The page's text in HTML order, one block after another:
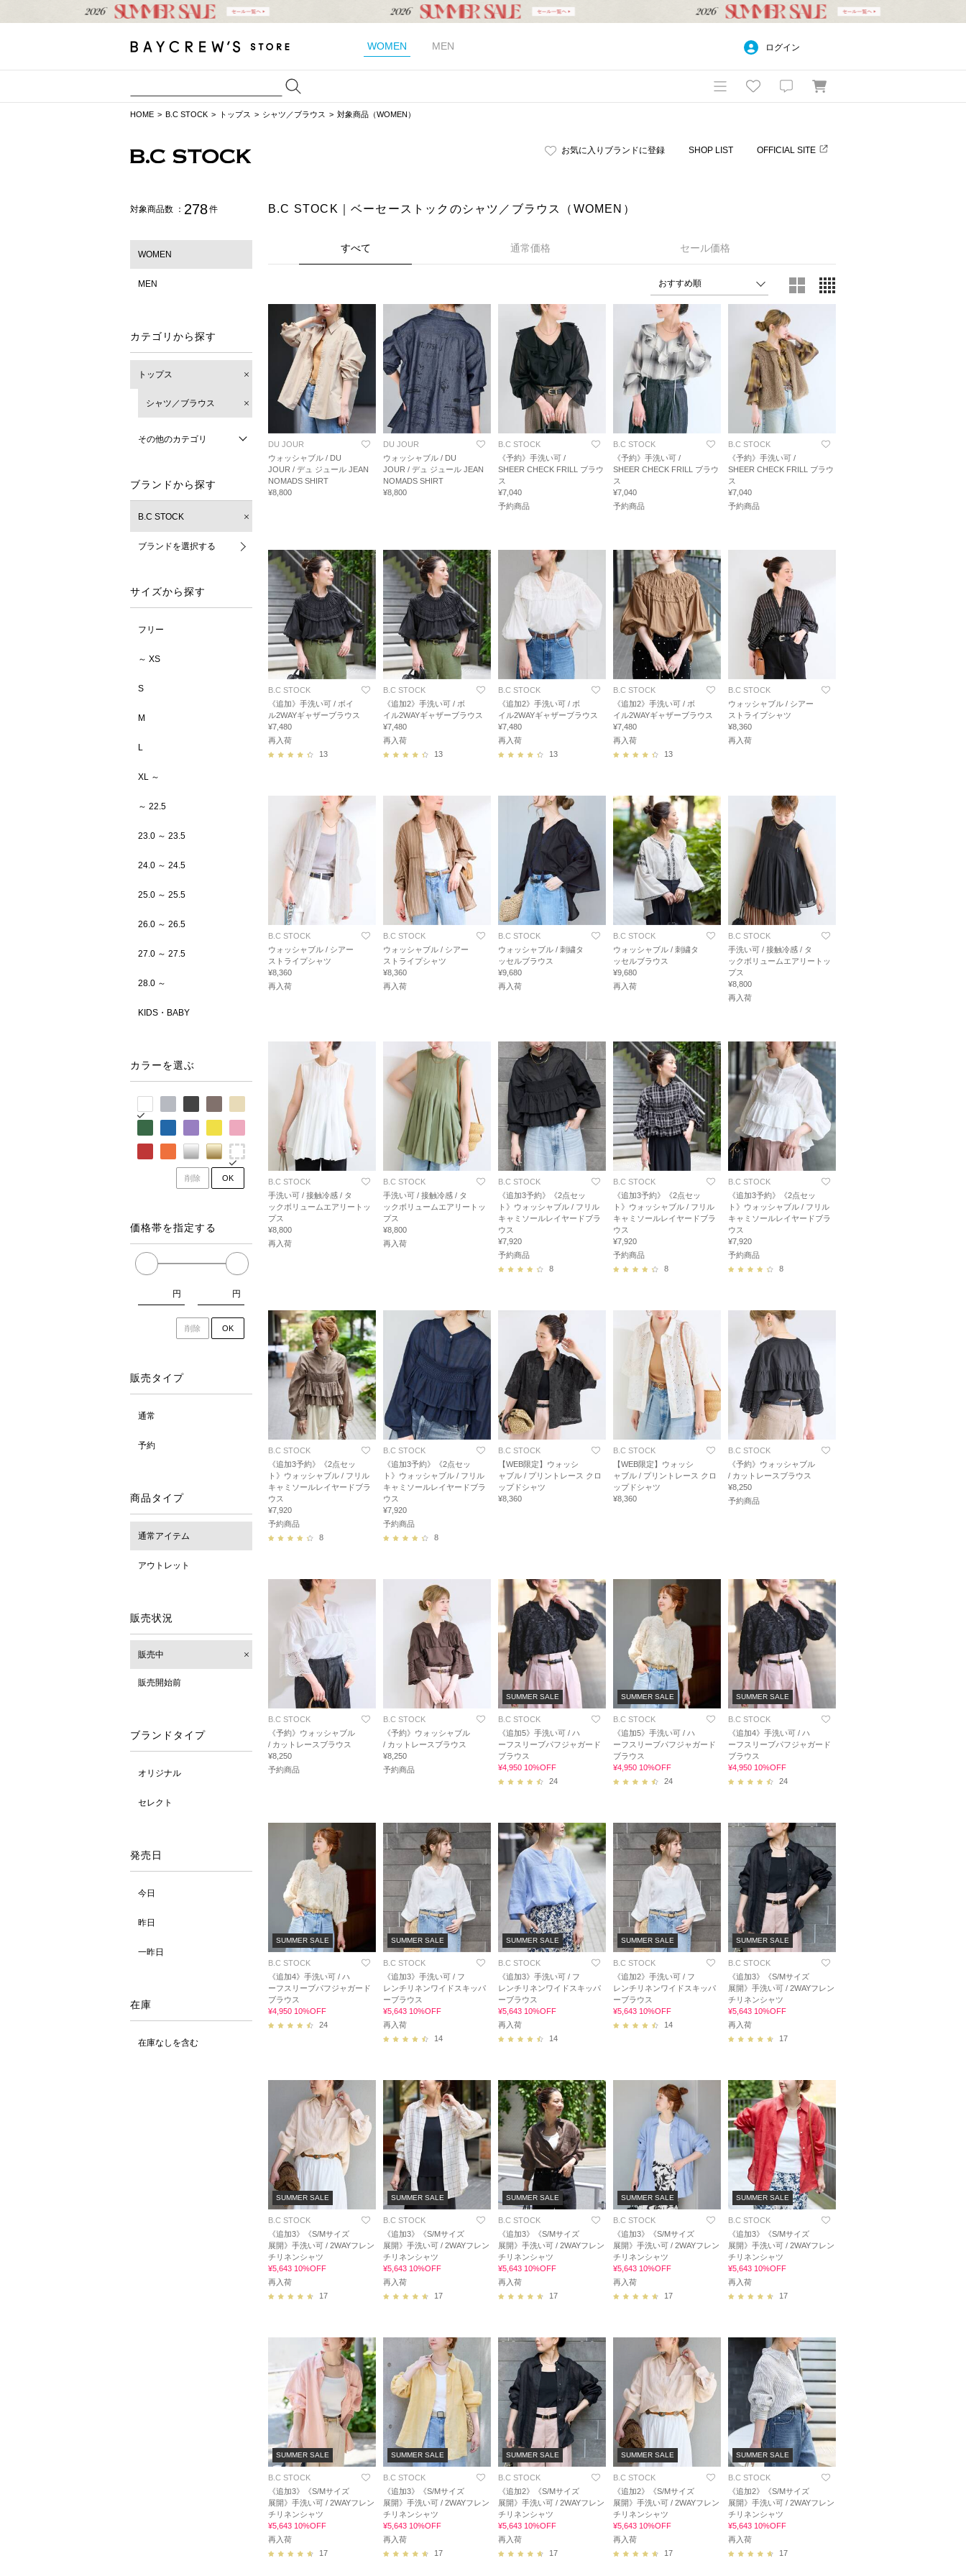
WOMEN MEN ログイン
HOME B.C STOCK トップス シャツ／ブラウス 対象商品（WOMEN）
お気に入りブランドに登録 SHOP LIST OFFICIAL SITE
対象商品数 ： 278件
WOMEN
MEN
カテゴリから探す
トップス
シャツ／ブラウス
その他のカテゴリ
ブランドから探す
B.C STOCK
ブランドを選択する
サイズから探す
フリー
～ XS
S
M
L
XL ～
～ 22.5
23.0 ～ 23.5
24.0 ～ 24.5
25.0 ～ 25.5
26.0 ～ 26.5
27.0 ～ 27.5
28.0 ～
KIDS・BABY
カラーを選ぶ
削除 OK
価格帯を指定する
円 円
削除 OK
販売タイプ
通常
予約
商品タイプ
通常アイテム
アウトレット
販売状況
販売中
販売開始前
ブランドタイプ
オリジナル
セレクト
発売日
今日
昨日
一昨日
在庫
在庫なしを含む
B.C STOCK｜ベーセーストックのシャツ／ブラウス（WOMEN）
すべて 通常価格 セール価格
DU JOUR
ウォッシャブル / DU
JOUR / デュ ジュール JEAN
NOMADS SHIRT
¥8,800
DU JOUR
ウォッシャブル / DU
JOUR / デュ ジュール JEAN
NOMADS SHIRT
¥8,800
B.C STOCK
《予約》手洗い可 /
SHEER CHECK FRILL ブラウ
ス
¥7,040
予約商品
B.C STOCK
《予約》手洗い可 /
SHEER CHECK FRILL ブラウ
ス
¥7,040
予約商品
B.C STOCK
《予約》手洗い可 /
SHEER CHECK FRILL ブラウ
ス
¥7,040
予約商品
B.C STOCK
《追加》手洗い可 / ボイ
ル2WAYギャザーブラウス
¥7,480
再入荷
13
B.C STOCK
《追加2》手洗い可 / ボ
イル2WAYギャザーブラウス
¥7,480
再入荷
13
B.C STOCK
《追加2》手洗い可 / ボ
イル2WAYギャザーブラウス
¥7,480
再入荷
13
B.C STOCK
《追加2》手洗い可 / ボ
イル2WAYギャザーブラウス
¥7,480
再入荷
13
B.C STOCK
ウォッシャブル / シアー
ストライプシャツ
¥8,360
再入荷
B.C STOCK
ウォッシャブル / シアー
ストライプシャツ
¥8,360
再入荷
B.C STOCK
ウォッシャブル / シアー
ストライプシャツ
¥8,360
再入荷
B.C STOCK
ウォッシャブル / 刺繍タ
ッセルブラウス
¥9,680
再入荷
B.C STOCK
ウォッシャブル / 刺繍タ
ッセルブラウス
¥9,680
再入荷
B.C STOCK
手洗い可 / 接触冷感 / タ
ックボリュームエアリートッ
プス
¥8,800
再入荷
B.C STOCK
手洗い可 / 接触冷感 / タ
ックボリュームエアリートッ
プス
¥8,800
再入荷
B.C STOCK
手洗い可 / 接触冷感 / タ
ックボリュームエアリートッ
プス
¥8,800
再入荷
B.C STOCK
《追加3予約》《2点セッ
ト》ウォッシャブル / フリル
キャミソールレイヤードブラ
ウス
¥7,920
予約商品
8
B.C STOCK
《追加3予約》《2点セッ
ト》ウォッシャブル / フリル
キャミソールレイヤードブラ
ウス
¥7,920
予約商品
8
B.C STOCK
《追加3予約》《2点セッ
ト》ウォッシャブル / フリル
キャミソールレイヤードブラ
ウス
¥7,920
予約商品
8
B.C STOCK
《追加3予約》《2点セッ
ト》ウォッシャブル / フリル
キャミソールレイヤードブラ
ウス
¥7,920
予約商品
8
B.C STOCK
《追加3予約》《2点セッ
ト》ウォッシャブル / フリル
キャミソールレイヤードブラ
ウス
¥7,920
予約商品
8
B.C STOCK
【WEB限定】ウォッシ
ャブル / プリントレース クロ
ップドシャツ
¥8,360
B.C STOCK
【WEB限定】ウォッシ
ャブル / プリントレース クロ
ップドシャツ
¥8,360
B.C STOCK
《予約》ウォッシャブル
/ カットレースブラウス
¥8,250
予約商品
B.C STOCK
《予約》ウォッシャブル
/ カットレースブラウス
¥8,250
予約商品
B.C STOCK
《予約》ウォッシャブル
/ カットレースブラウス
¥8,250
予約商品
SUMMER SALE
B.C STOCK
《追加5》手洗い可 / ハ
ーフスリーブパフジャガード
ブラウス
¥4,950 10%OFF
24
SUMMER SALE
B.C STOCK
《追加5》手洗い可 / ハ
ーフスリーブパフジャガード
ブラウス
¥4,950 10%OFF
24
SUMMER SALE
B.C STOCK
《追加4》手洗い可 / ハ
ーフスリーブパフジャガード
ブラウス
¥4,950 10%OFF
24
SUMMER SALE
B.C STOCK
《追加4》手洗い可 / ハ
ーフスリーブパフジャガード
ブラウス
¥4,950 10%OFF
24
SUMMER SALE
B.C STOCK
《追加3》手洗い可 / フ
レンチリネンワイドスキッパ
ーブラウス
¥5,643 10%OFF
再入荷
14
SUMMER SALE
B.C STOCK
《追加3》手洗い可 / フ
レンチリネンワイドスキッパ
ーブラウス
¥5,643 10%OFF
再入荷
14
SUMMER SALE
B.C STOCK
《追加2》手洗い可 / フ
レンチリネンワイドスキッパ
ーブラウス
¥5,643 10%OFF
14
SUMMER SALE
B.C STOCK
《追加3》《S/Mサイズ
展開》手洗い可 / 2WAYフレン
チリネンシャツ
¥5,643 10%OFF
再入荷
17
SUMMER SALE
B.C STOCK
《追加3》《S/Mサイズ
展開》手洗い可 / 2WAYフレン
チリネンシャツ
¥5,643 10%OFF
再入荷
17
SUMMER SALE
B.C STOCK
《追加3》《S/Mサイズ
展開》手洗い可 / 2WAYフレン
チリネンシャツ
¥5,643 10%OFF
再入荷
17
SUMMER SALE
B.C STOCK
《追加3》《S/Mサイズ
展開》手洗い可 / 2WAYフレン
チリネンシャツ
¥5,643 10%OFF
再入荷
17
SUMMER SALE
B.C STOCK
《追加3》《S/Mサイズ
展開》手洗い可 / 2WAYフレン
チリネンシャツ
¥5,643 10%OFF
再入荷
17
SUMMER SALE
B.C STOCK
《追加3》《S/Mサイズ
展開》手洗い可 / 2WAYフレン
チリネンシャツ
¥5,643 10%OFF
再入荷
17
SUMMER SALE
B.C STOCK
《追加3》《S/Mサイズ
展開》手洗い可 / 2WAYフレン
チリネンシャツ
¥5,643 10%OFF
再入荷
17
SUMMER SALE
B.C STOCK
《追加3》《S/Mサイズ
展開》手洗い可 / 2WAYフレン
チリネンシャツ
¥5,643 10%OFF
再入荷
17
SUMMER SALE
B.C STOCK
《追加2》《S/Mサイズ
展開》手洗い可 / 2WAYフレン
チリネンシャツ
¥5,643 10%OFF
再入荷
17
SUMMER SALE
B.C STOCK
《追加2》《S/Mサイズ
展開》手洗い可 / 2WAYフレン
チリネンシャツ
¥5,643 10%OFF
再入荷
17
SUMMER SALE
B.C STOCK
《追加2》《S/Mサイズ
展開》手洗い可 / 2WAYフレン
チリネンシャツ
¥5,643 10%OFF
再入荷
17